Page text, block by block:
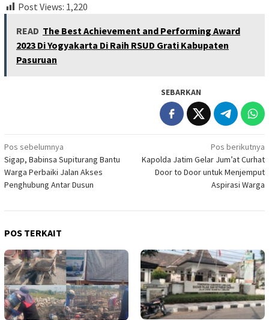
Post Views: 1,220
READ The Best Achievement and Performing Award
2023 Di Yogyakarta Di Raih RSUD Grati Kabupaten
Pasuruan
SEBARKAN
Navigasi
pos
Pos sebelumnya
Sigap, Babinsa Supiturang Bantu
Warga Perbaiki Jalan Akses
Penghubung Antar Dusun
Pos berikutnya
Kapolda Jatim Gelar Jum’at Curhat
Door to Door untuk Menjemput
Aspirasi Warga
POS TERKAIT